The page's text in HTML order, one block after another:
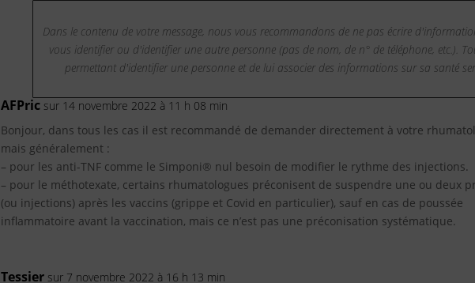
Dans le contenu de votre message, nous vous recommandons de ne pas écrire
vous identifier ou d'identifier une autre personne (pas de nom, de n° de téléphone, etc.).
permettant d'identifier une personne et de lui associer des informations sur sa santé
AFPric sur 14 novembre 2022 à 11 h 08 min
Bonjour, dans tous les cas il est recommandé de demander directement à votre
mais généralement :
– pour les anti-TNF comme le Simponi® nul besoin de modifier le rythme des injections.
– pour le méthotexate, certains rhumatologues préconisent de suspendre une ou deux
(ou injections) après les vaccins (grippe et Covid en particulier), sauf en cas de poussée
inflammatoire avant la vaccination, mais ce n’est pas une préconisation systématique.
Tessier sur 7 novembre 2022 à 16 h 13 min